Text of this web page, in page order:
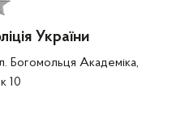
України
Богомольця Академіка,
10